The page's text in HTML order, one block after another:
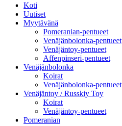
Koti
Uutiset
Myytävänä
Pomeranian-pentueet
Venäjänbolonka-pentueet
Venäjäntoy-pentueet
Affenpinseri-pentueet
Venäjänbolonka
Koirat
Venäjänbolonka-pentueet
Venäjäntoy / Russkiy Toy
Koirat
Venäjäntoy-pentueet
Pomeranian